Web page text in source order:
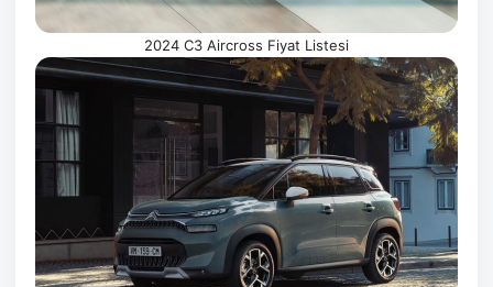
2024 C3 Aircross Fiyat Listesi